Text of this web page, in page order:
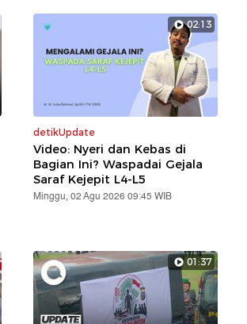
02:13
detikUpdate
Video: Nyeri dan Kebas di
Bagian Ini? Waspadai Gejala
Saraf Kejepit L4-L5
Minggu, 02 Agu 2026 09:45 WIB
01:37